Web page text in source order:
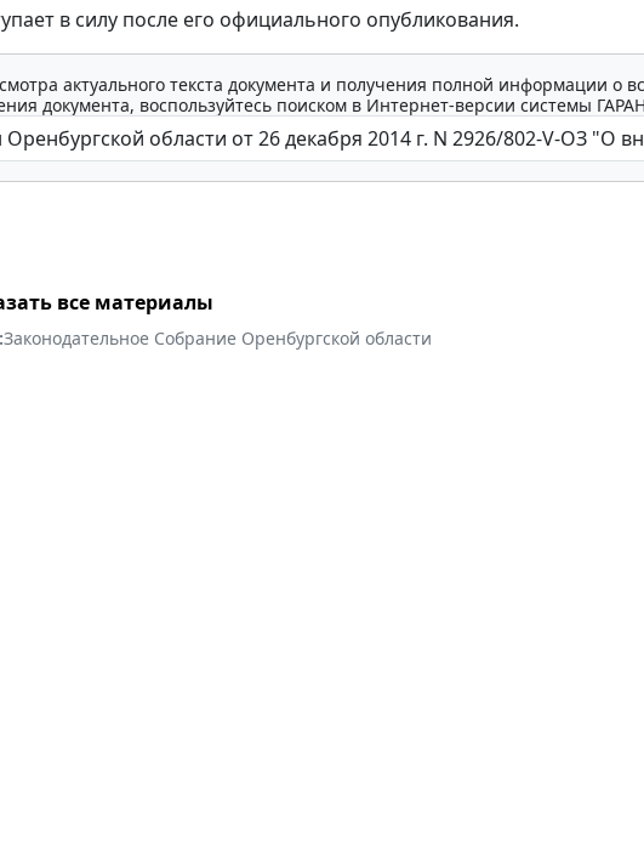
в силу после его официального опубликования.
актуального текста документа и получения полной информации о
документа, воспользуйтесь поиском в Интернет-версии системы
все материалы
Законодательное Собрание Оренбургской области